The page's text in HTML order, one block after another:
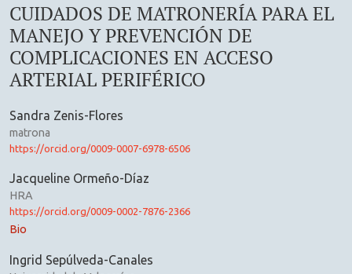
CUIDADOS DE MATRONERÍA PARA EL
MANEJO Y PREVENCIÓN DE
COMPLICACIONES EN ACCESO
ARTERIAL PERIFÉRICO
Sandra Zenis-Flores
matrona
https://orcid.org/0009-0007-6978-6506
Jacqueline Ormeño-Díaz
HRA
https://orcid.org/0009-0002-7876-2366
Bio
Ingrid Sepúlveda-Canales